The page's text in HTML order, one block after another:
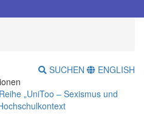
SUCHEN ENGLISH
„UniToo – Sexismus und